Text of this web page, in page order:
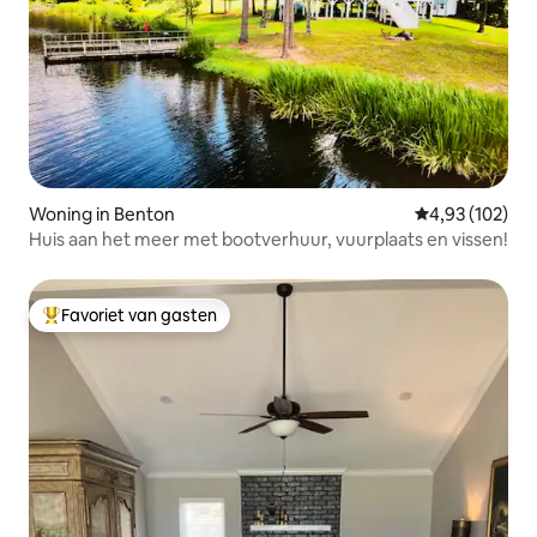
Woning in Benton Gemiddelde
4,93 (102)
Huis aan het meer met bootverhuur, vuurplaats en vissen!
Topfavoriet van gasten
Favoriet van gasten